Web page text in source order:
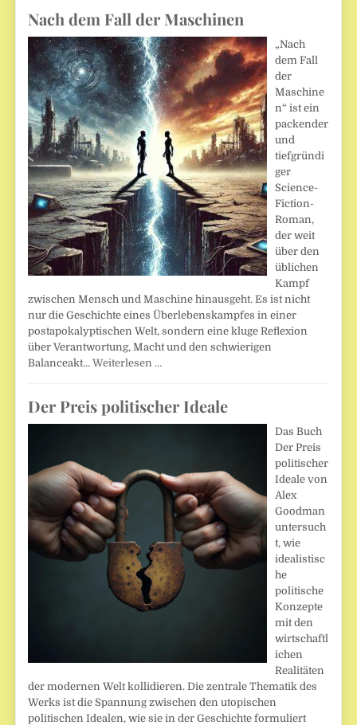
Nach dem Fall der Maschinen
„Nach
dem Fall
der
Maschine
n“ ist ein
packender
und
tiefgründi
ger
Science-
Fiction-
Roman,
der weit
über den
üblichen
Kampf
zwischen Mensch und Maschine hinausgeht. Es ist nicht
nur die Geschichte eines Überlebenskampfes in einer
postapokalyptischen Welt, sondern eine kluge Reflexion
über Verantwortung, Macht und den schwierigen
Balanceakt…Weiterlesen …
Der Preis politischer Ideale
Das Buch
Der Preis
politischer
Ideale von
Alex
Goodman
untersuch
t, wie
idealistisc
he
politische
Konzepte
mit den
wirtschaftl
ichen
Realitäten
der modernen Welt kollidieren. Die zentrale Thematik des
Werks ist die Spannung zwischen den utopischen
politischen Idealen, wie sie in der Geschichte formuliert